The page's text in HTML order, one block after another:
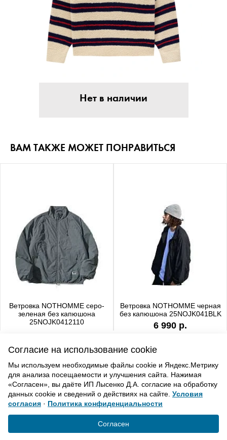
Нет в наличии
ВАМ ТАКЖЕ МОЖЕТ ПОНРАВИТЬСЯ
Ветровка NOTHOMME серо-
зеленая без капюшона
25NOJK0412110
Ветровка NOTHOMME черная
без капюшона 25NOJK041BLK
6 990 р.
Согласие на использование cookie
Мы используем необходимые файлы cookie и Яндекс.Метрику
для анализа посещаемости и улучшения сайта. Нажимая
«Согласен», вы даёте ИП Лысенко Д.А. согласие на обработку
данных cookie и сведений о действиях на сайте. Условия
согласия · Политика конфиденциальности
Согласен